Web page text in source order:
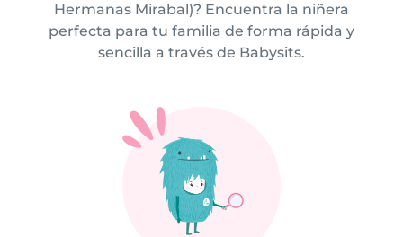
Hermanas Mirabal)? Encuentra la niñera
perfecta para tu familia de forma rápida y
sencilla a través de Babysits.